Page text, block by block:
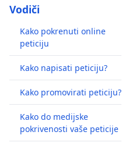
Vodiči
Kako pokrenuti online
peticiju
Kako napisati peticiju?
Kako promovirati peticiju?
Kako do medijske
pokrivenosti vaše peticije